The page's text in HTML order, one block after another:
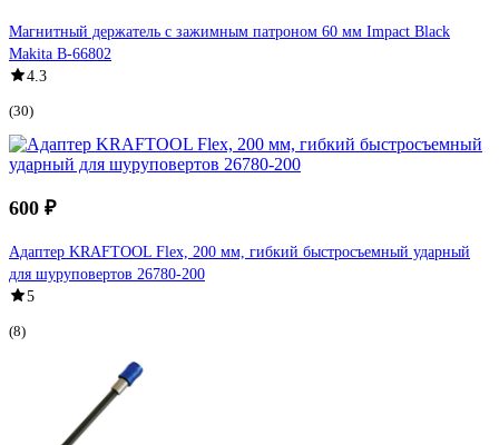
Магнитный держатель с зажимным патроном 60 мм Impact Black
Makita B-66802
4.3
(30)
600 ₽
Адаптер KRAFTOOL Flex, 200 мм, гибкий быстросъемный ударный
для шуруповертов 26780-200
5
(8)